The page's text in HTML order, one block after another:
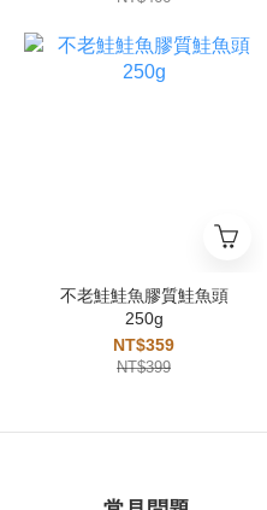
不老鮭鮭魚膠質鮭魚頭
250g
NT$359
NT$399